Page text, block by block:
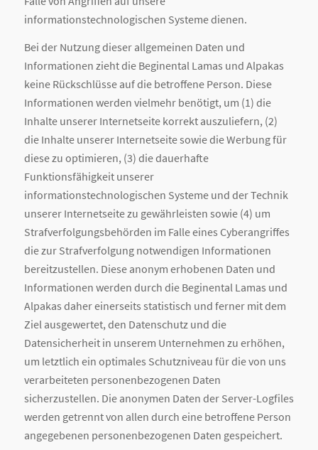
informationstechnologischen Systeme dienen.
Bei der Nutzung dieser allgemeinen Daten und
Informationen zieht die Beginental Lamas und Alpakas
keine Rückschlüsse auf die betroffene Person. Diese
Informationen werden vielmehr benötigt, um (1) die
Inhalte unserer Internetseite korrekt auszuliefern, (2)
die Inhalte unserer Internetseite sowie die Werbung für
diese zu optimieren, (3) die dauerhafte
Funktionsfähigkeit unserer
informationstechnologischen Systeme und der Technik
unserer Internetseite zu gewährleisten sowie (4) um
Strafverfolgungsbehörden im Falle eines Cyberangriffes
die zur Strafverfolgung notwendigen Informationen
bereitzustellen. Diese anonym erhobenen Daten und
Informationen werden durch die Beginental Lamas und
Alpakas daher einerseits statistisch und ferner mit dem
Ziel ausgewertet, den Datenschutz und die
Datensicherheit in unserem Unternehmen zu erhöhen,
um letztlich ein optimales Schutzniveau für die von uns
verarbeiteten personenbezogenen Daten
sicherzustellen. Die anonymen Daten der Server-Logfiles
werden getrennt von allen durch eine betroffene Person
angegebenen personenbezogenen Daten gespeichert.